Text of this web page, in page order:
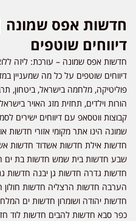
דיווחים שוטפים
חדשות אפס שמונה – עורכת: ליזה
דיווחים שוטפים על כל מה שמעניין
פוליטיקה, מלחמה בישראל, ביטחון,
הורות וילדים, תחזית מזג האויר
קבוצות ווטסאפ עם דיווחים ישירים
שמונה הינו אתר מקומי אזורי חדשות
חדשות אילת חדשות אשדוד חדשות
שבע חדשות בית שמש חדשות בת ים
חדשות גדרה חדשות גן יבנה חדשות
הערבה חדשות הרצליה חדשות חולון
חדשות יהודה ושומרון חדשות ים
כפר סבא חדשות להבים חדשות לוד